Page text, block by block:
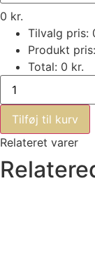
0 kr.
Tilvalg pris:
Produkt pris:
Total: 0 kr.
Et
sidste
farvel
antalTilføj til kurv
Relateret varer